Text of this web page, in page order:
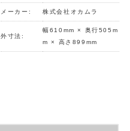
メーカー: 株式会社オカムラ
外寸法:
幅610mm × 奥行505m
m × 高さ899mm